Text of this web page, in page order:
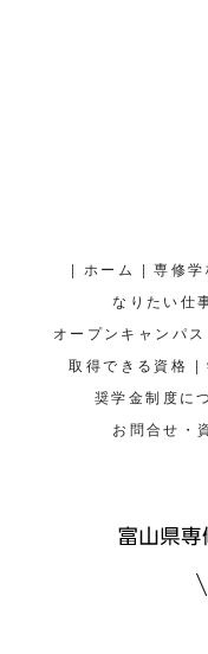
| ホーム |専修学
なりたい仕
オープンキャンパ
取得できる資格 |
奨学金制度に
お問合せ・